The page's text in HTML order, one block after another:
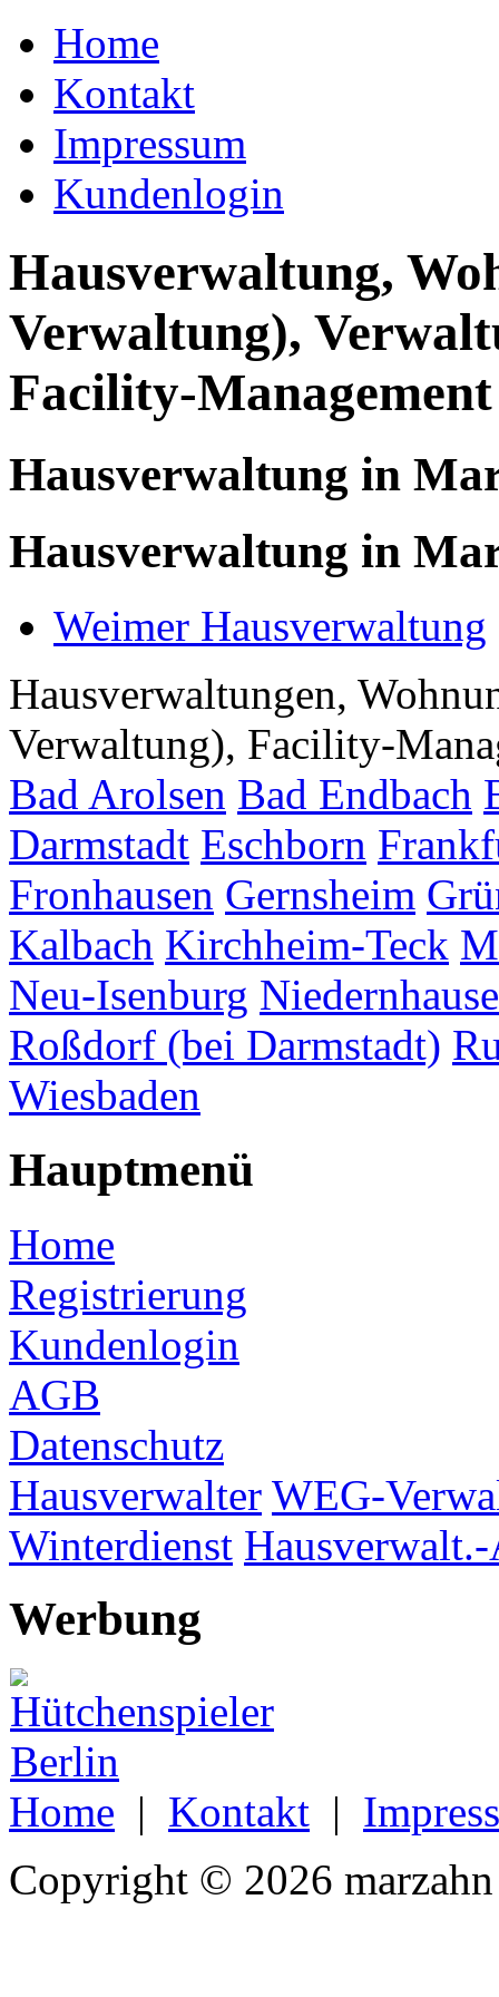
Home
Kontakt
Impressum
Kundenlogin
Hausverwaltung,
Verwaltung),
Facility-Management
Hausverwaltung in
Hausverwaltung in
Weimer Hausverwaltung
Hausverwaltungen,
Verwaltung), Facility-
Bad Arolsen Bad Endbach
Darmstadt Eschborn
Fronhausen Gernsheim
Kalbach Kirchheim-Teck
Neu-Isenburg
Roßdorf (bei Darmstadt)
Wiesbaden
Hauptmenü
Home
Registrierung
Kundenlogin
AGB
Datenschutz
Hausverwalter WEG-
Winterdienst
Werbung
Home | Kontakt |
Copyright © 2026